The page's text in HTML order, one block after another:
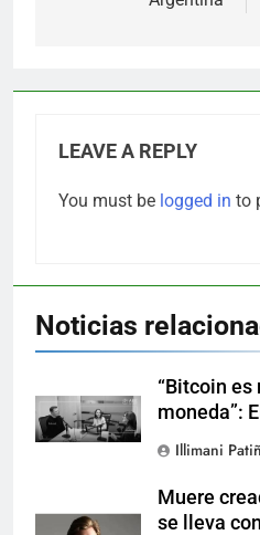
LEAVE A REPLY
You must be logged in to
Noticias
“Bitcoin es
moneda”:
Illimani
Muere
se lleva